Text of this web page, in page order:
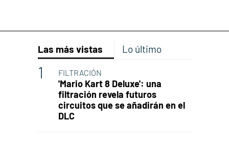
Las más vistas Lo último
FILTRACIÓN
'Mario Kart 8 Deluxe': una
filtración revela futuros
circuitos que se añadirán en el
DLC